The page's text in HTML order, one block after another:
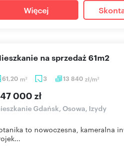
Więcej
61,20 m2 3 13 840 zł/m2
mieszkanie na sprzedaż 61m2
000 zł
Gdańsk, Osowa, Izydy
to nowoczesna, kameralna